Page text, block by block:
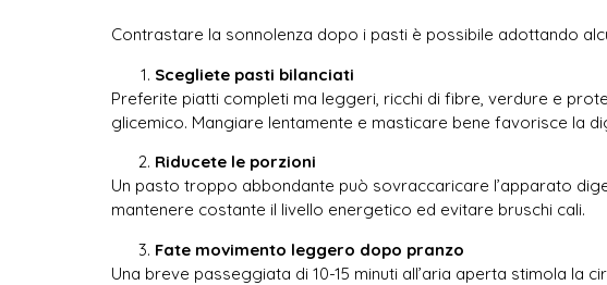
Contrastare la sonnolenza dopo i pasti è possibile adottando
Scegliete pasti bilanciati
Preferite piatti completi ma leggeri, ricchi di fibre, verdure e
glicemico. Mangiare lentamente e masticare bene favorisce la
Riducete le porzioni
Un pasto troppo abbondante può sovraccaricare l’apparato
mantenere costante il livello energetico ed evitare bruschi cali.
Fate movimento leggero dopo pranzo
Una breve passeggiata di 10-15 minuti all’aria aperta stimola la